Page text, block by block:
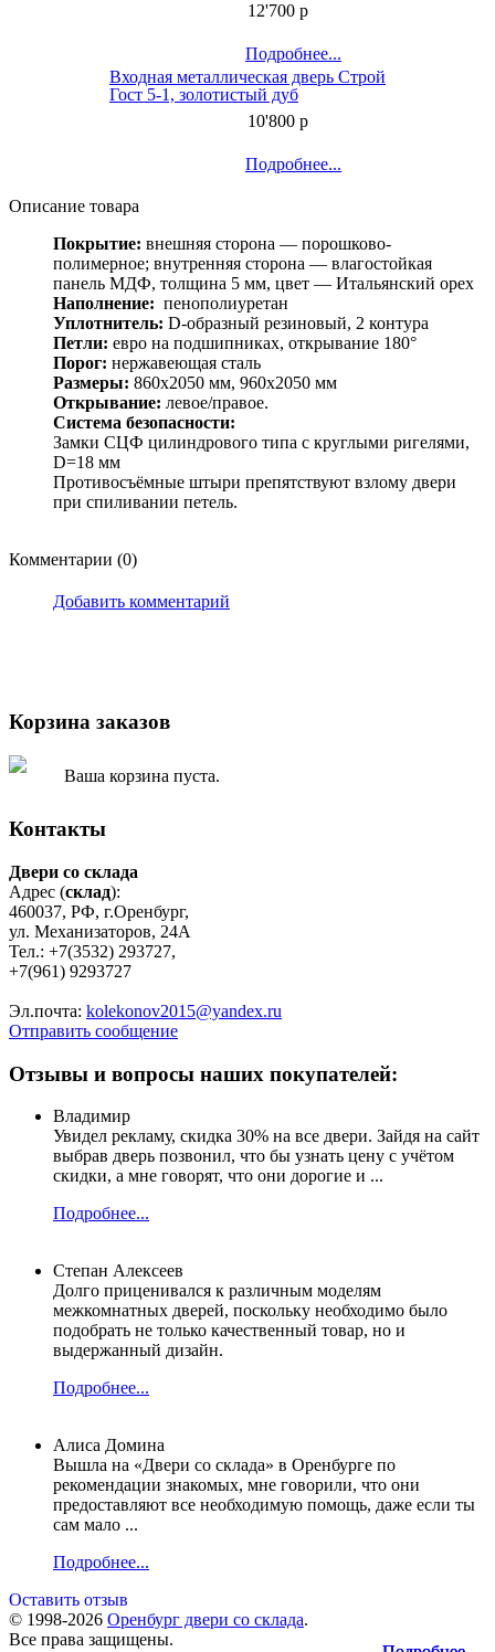
12'700 р
Подробнее...
Входная металлическая дверь Строй
Гост 5-1, золотистый дуб
10'800 р
Подробнее...
Описание товара
Покрытие: внешняя сторона — порошково-
полимерное; внутренняя сторона — влагостойкая
панель МДФ, толщина 5 мм, цвет — Итальянский орех
Наполнение: пенополиуретан
Уплотнитель: D-образный резиновый, 2 контура
Петли: евро на подшипниках, открывание 180°
Порог: нержавеющая сталь
Размеры: 860х2050 мм, 960х2050 мм
Открывание: левое/правое.
Система безопасности:
Замки СЦФ цилиндрового типа с круглыми ригелями,
D=18 мм
Противосъёмные штыри препятствуют взлому двери
при спиливании петель.
Комментарии (0)
Добавить комментарий
Корзина заказов
Ваша корзина пуста.
Контакты
Двери со склада
Адрес (склад):
460037, РФ, г.Оренбург,
ул. Механизаторов, 24А
Тел.: +7(3532) 293727,
+7(961) 9293727
Эл.почта: kolekonov2015@yandex.ru
Отправить сообщение
Отзывы и вопросы наших покупателей:
Владимир
Увидел рекламу, скидка 30% на все двери. Зайдя на сайт
выбрав дверь позвонил, что бы узнать цену с учётом
скидки, а мне говорят, что они дорогие и ...
Подробнее...
Степан Алексеев
Долго приценивался к различным моделям
межкомнатных дверей, поскольку необходимо было
подобрать не только качественный товар, но и
выдержанный дизайн.
Подробнее...
Алиса Домина
Вышла на «Двери со склада» в Оренбурге по
рекомендации знакомых, мне говорили, что они
предоставляют все необходимую помощь, даже если ты
сам мало ...
Подробнее...
Оставить отзыв
© 1998-2026 Оренбург двери со склада.
Все права защищены.